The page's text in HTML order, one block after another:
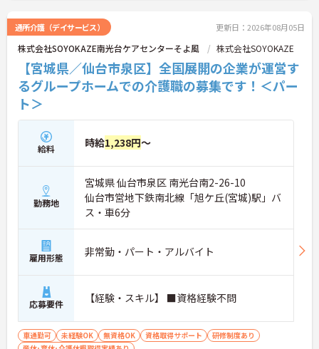
通所介護（デイサービス） 更新日：2026年08月05日
株式会社SOYOKAZE南光台ケアセンターそよ風 株式会社SOYOKAZE
【宮城県／仙台市泉区】全国展開の企業が運営す
るグループホームでの介護職の募集です！＜パー
ト＞
給料 時給1,238円～
勤務地
宮城県 仙台市泉区 南光台南2-26-10
仙台市営地下鉄南北線「旭ケ丘(宮城)駅」バ
ス・車6分
雇用形態 非常勤・パート・アルバイト
応募要件 【経験・スキル】 ■資格経験不問
車通勤可 未経験OK 無資格OK 資格取得サポート
研修制度あり